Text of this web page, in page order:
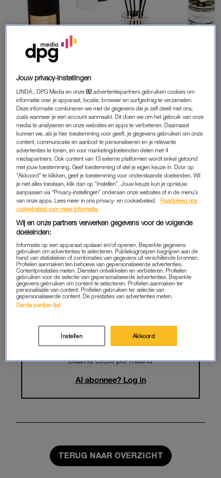
WOONSPUL
MOOIS VOOR THUIS
PREMIUM
LEES VERDER MET
PREMIUM
Krijg onbeperkt toegang tot alle
artikelen
Lees LINDA.magazine online
Geniet van te gekke winacties en
lekkere puzzels
Maandelijks opzegbaar
START GRATIS MAAND
Daarna €5,95 per maand
Al abonnee? Log in
TERUG NAAR OVERZICHT
Jouw privacy-instellingen
LINDA., DPG Media en onze92 advertentiepartners gebruiken cookies om
informatie over je apparaat, locatie, browser en surfgedrag te verzamelen.
Deze informatie combineren we met de gegevens die je zelf deelt met ons,
zoals wanneer je een account aanmaakt. Dit doen we om het gebruik van onze
media te analyseren en onze websites en apps te verbeteren. Daarnaast
kunnen we, als je hier toestemming voor geeft, je gegevens gebruiken om onze
content, communicatie en aanbod te personaliseren en je relevante
advertenties te tonen, en voor marketingdoeleinden delen met 4
mediapartners. Ook content van 13 externe platformen wordt enkel getoond
met jouw toestemming. Geef toestemming of stel je eigen keuze in. Door op
"Akkoord" te klikken, geef je toestemming voor onderstaande doeleinden. Wil
je niet alles toestaan, klik dan op “Instellen”. Jouw keuze kun je opnieuw
aanpassen via “Privacy-instellingen” onderaan onze websites of in de menu’s
van onze apps. Lees meer in ons privacy- en cookiebeleid.
Raadpleeg ons
cookiebeleid voor meer informatie.
Wij en onze partners verwerken gegevens voor de volgende
doeleinden:
Informatie op een apparaat opslaan en/of openen. Beperkte gegevens
gebruiken om advertenties te selecteren. Publieksgroepen begrijpen aan de
hand van statistieken of combinaties van gegevens uit verschillende bronnen.
Profielen aanmaken ten behoeve van gepersonaliseerde advertenties.
Contentprestaties meten. Diensten ontwikkelen en verbeteren. Profielen
gebruiken voor de selectie van gepersonaliseerde advertenties. Beperkte
gegevens gebruiken om content te selecteren. Profielen aanmaken ter
personalisatie van content. Profielen gebruiken ter selectie van
gepersonaliseerde content. De prestaties van advertenties meten.
Derde partijen lijst
Instellen Akkoord